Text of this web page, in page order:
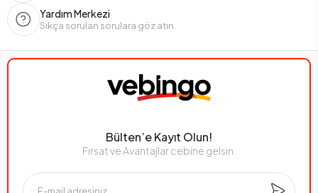
Yardım Merkezi
Sıkça sorulan sorulara göz atın.
Bülten’e Kayıt Olun!
Fırsat ve Avantajlar cebine gelsin.